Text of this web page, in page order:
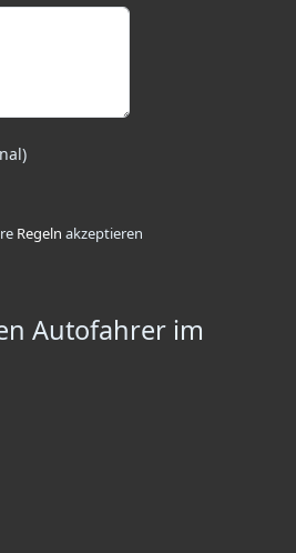
Regeln akzeptieren
Autofahrer im